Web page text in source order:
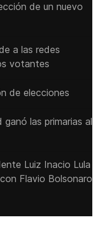
de un nuevo
a las redes
votantes
de elecciones
las primarias al
Luiz Inacio Lula
Flavio Bolsonaro